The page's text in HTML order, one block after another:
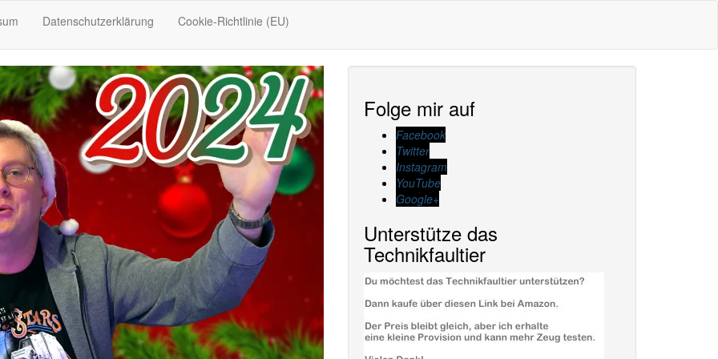
Datenschutzerklärung Cookie-Richtlinie (EU)
Folge mir auf
Facebook
Twitter
Instagram
YouTube
Google+
Unterstütze das
Technikfaultier